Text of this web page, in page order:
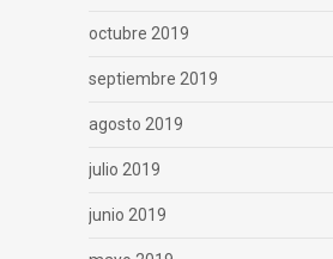
octubre 2019
septiembre 2019
agosto 2019
julio 2019
junio 2019